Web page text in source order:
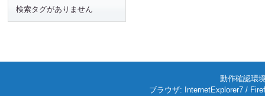
検索タグがありません
動作確認環
ブラウザ: InternetExplorer7 /